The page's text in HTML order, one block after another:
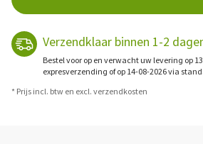
Verzendklaar binnen 1-2
Bestel voor op en verwacht uw levering op
expresverzending of op 14-08-2026 via
* Prijs incl. btw en excl. verzendkosten